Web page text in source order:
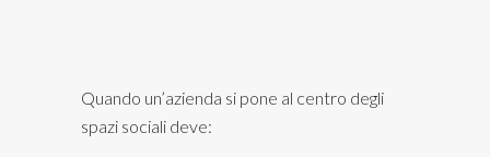
Quando un’azienda si pone al centro degli
spazi sociali deve: